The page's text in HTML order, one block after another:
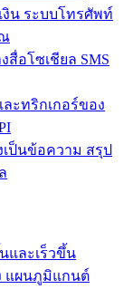
งิน ระบบโทรศัพท์
อโซเชียล SMS
ะทริกเกอร์ของ
เป็นข้อความ สรุป
และเร็วขึ้น
แผนภูมิแกนต์